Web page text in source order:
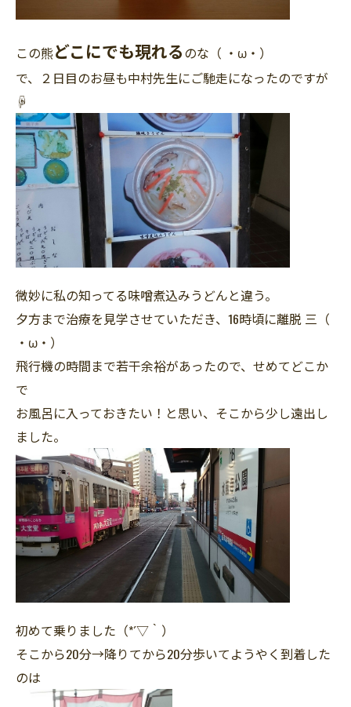
この熊どこにでも現れるのな（ ・ω・）
で、２日目のお昼も中村先生にご馳走になったのですが
☟
微妙に私の知ってる味噌煮込みうどんと違う。
夕方まで治療を見学させていただき、16時頃に離脱 三（
・ω・）
飛行機の時間まで若干余裕があったので、せめてどこか
で
お風呂に入っておきたい！と思い、そこから少し遠出し
ました。
初めて乗りました（*´▽｀）
そこから20分→降りてから20分歩いてようやく到着した
のは